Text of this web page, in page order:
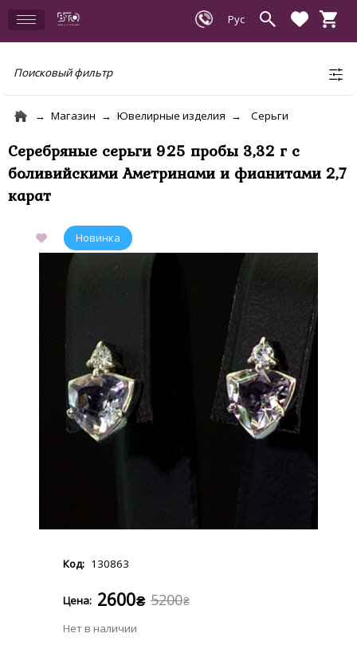
Поисковый фильтр
Магазин Ювелирные изделия Серьги
Серебряные серьги 925 пробы 3,32 г с
боливийскими Аметринами и фианитами 2,7
карат
130863
5200₴
2600₴